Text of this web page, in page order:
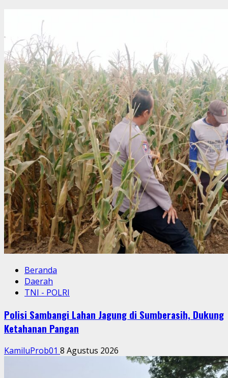
Beranda
Daerah
TNI - POLRI
Polisi Sambangi Lahan Jagung di Sumberasih, Dukung
Ketahanan Pangan
KamiluProb01 8 Agustus 2026